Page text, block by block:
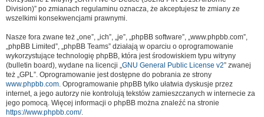
Division)” po zmianach regulaminu oznacza, że akceptujesz te zmiany ze
wszelkimi konsekwencjami prawnymi.
Nasze fora zwane też „one”, „ich”, „je”, „phpBB software”, „www.phpbb.com”,
„phpBB Limited”, „phpBB Teams” działają w oparciu o oprogramowanie
wykorzystujące technologię phpBB, która jest środowiskiem typu witryny
(bulletin board), wydane na licencji „GNU General Public License v2” zwanej
też „GPL”. Oprogramowanie jest dostępne do pobrania ze strony
www.phpbb.com. Oprogramowanie phpBB tylko ułatwia dyskusje przez
internet, a jego autorzy nie kontrolują tekstów zamieszczanych w internecie za
jego pomocą. Więcej informacji o phpBB można znaleźć na stronie
https://www.phpbb.com/.